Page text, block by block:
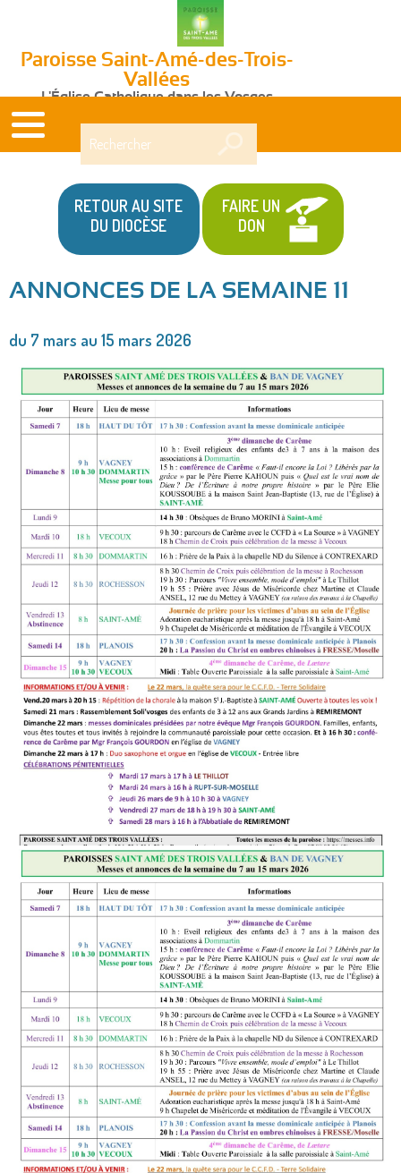
Paroisse Saint-Amé-des-Trois-
Vallées
L'Église Catholique dans les Vosges
RETOUR AU SITE
DU DIOCÈSE
FAIRE UN
DON
êtes
ici
ANNONCES DE LA SEMAINE 11
du 7 mars au 15 mars 2026